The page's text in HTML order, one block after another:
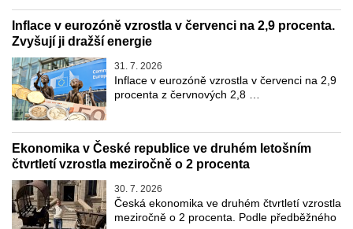
Inflace v eurozóně vzrostla v červenci na 2,9 procenta.
Zvyšují ji dražší energie
31. 7. 2026
Inflace v eurozóně vzrostla v červenci na 2,9
procenta z červnových 2,8 …
Ekonomika v České republice ve druhém letošním
čtvrtletí vzrostla meziročně o 2 procenta
30. 7. 2026
Česká ekonomika ve druhém čtvrtletí vzrostla
meziročně o 2 procenta. Podle předběžného